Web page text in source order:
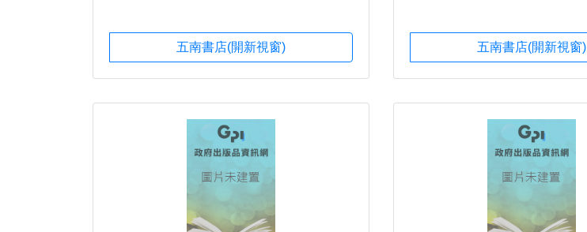
五南書店(開新視窗) 五南書店(開新視窗)